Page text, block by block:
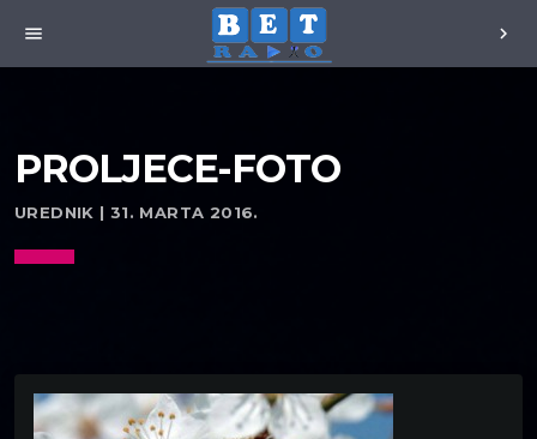
menu chevron_right
PROLJECE-FOTO
UREDNIK | 31. MARTA 2016.